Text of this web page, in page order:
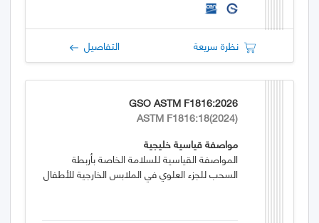
نظرة سريعة التفاصيل
GSO ASTM F1816:2026
ASTM F1816:18(2024)
مواصفة قياسية خليجية
المواصفة القياسية للسلامة الخاصة بأربطة
السحب للجزء العلوي في الملابس الخارجية للأطفال